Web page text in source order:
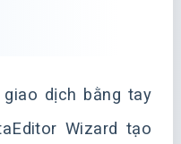
dịch bằng tay
Wizard tạo